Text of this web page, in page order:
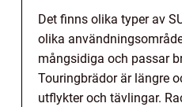
Det finns olika typer av
olika
mångsidiga och passar
Touringbrädor är längre
utflykter och tävlingar.